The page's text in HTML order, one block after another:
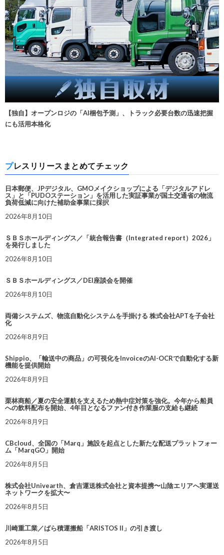
【独自】オープンロジの「AI梱包予測」、トラック必要台数の迅速把握
にも活用本格化
プレスリリースまとめてチェック
日本郵便、JPデジタル、GMOメイクショップによる「デジタルアドレ
ス」と「PUDOステーション」を活用した実証事業が国土交通省の物流
負荷低減に向けた補助金事業に採択
2026年8月10日
ＳＢＳホールディングス／「統合報告書（Integrated report）2026」
を発行しました
2026年8月10日
ＳＢＳホールディングス／DEI座談会を開催
2026年8月10日
両備システムズ、物流自動化システムを手掛ける 株式会社APTを子会社
化
2026年8月9日
Shippio、「輸送中の商品」の可視化をInvoiceのAI-OCRで自動化する新
機能を提供開始
2026年8月9日
栗林商船／夏の安全運航を支えるため熱中症対策を強化。今年から船員
への飲料配布を開始、4年目となるファン付き作業服の支給も継続
2026年8月9日
CBcloud、全国の「Marq」施設を起点とした新たな配送プラットフォー
ム「MarqGO」開始
2026年8月5日
株式会社Univearth、倉吉運送株式会社と資本提携〜山陰エリアへ実運送
ネットワークを拡大〜
2026年8月5日
川崎重工業／ばら積運搬船「ARISTOS II」の引き渡し
2026年8月5日